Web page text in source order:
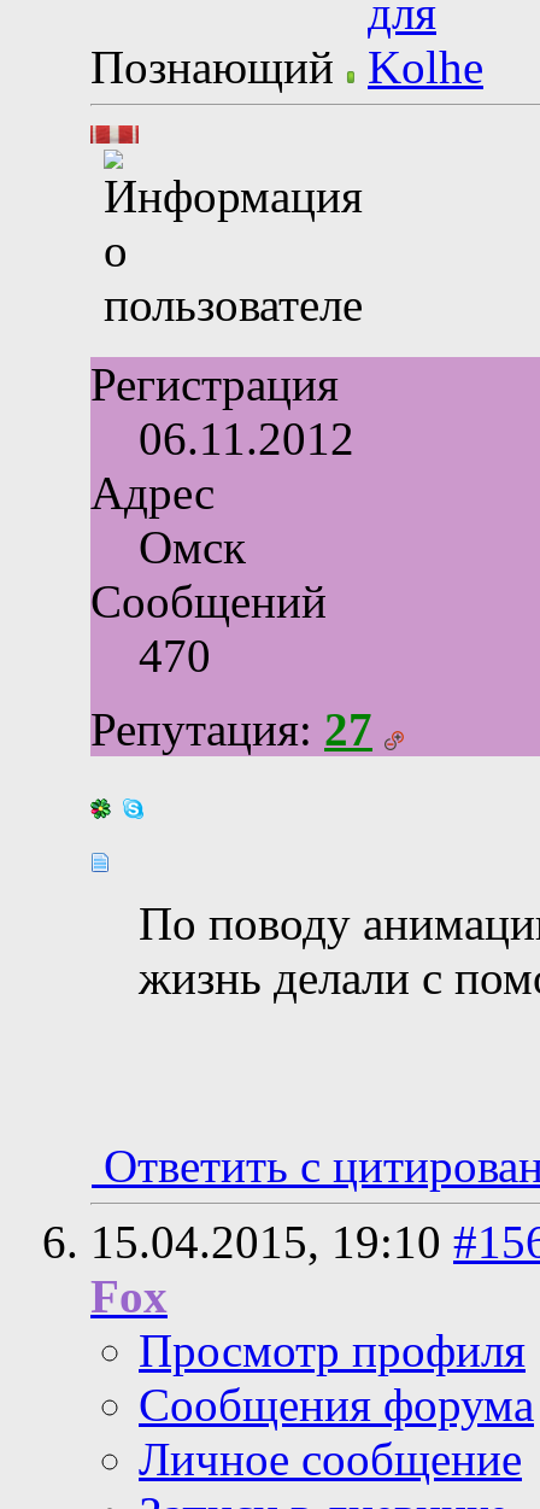
Познающий
Регистрация
06.11.2012
Адрес
Омск
Сообщений
470
Репутация: 27
По поводу
жизнь делали с
Ответить с
15.04.2015, 19:10
Fox
Просмотр профиля
Сообщения форума
Личное сообщение